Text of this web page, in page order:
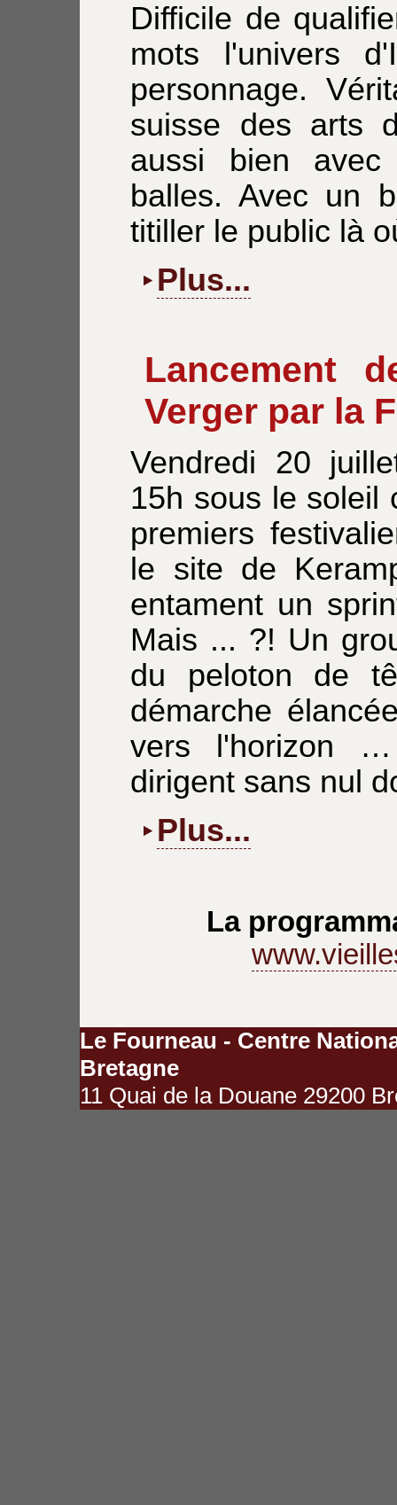
Difficile de
mots l'univers
personnage.
suisse des arts
aussi bien
balles. Avec un
titiller le public là
Plus...
Lancement
Verger par la
Vendredi 20
15h sous le soleil
premiers
le site de
entament un
Mais ... ?! Un
du peloton de
démarche
vers l'horizon
dirigent sans nul
Plus...
La
Le Fourneau - Centre
Bretagne
11 Quai de la Douane 29200